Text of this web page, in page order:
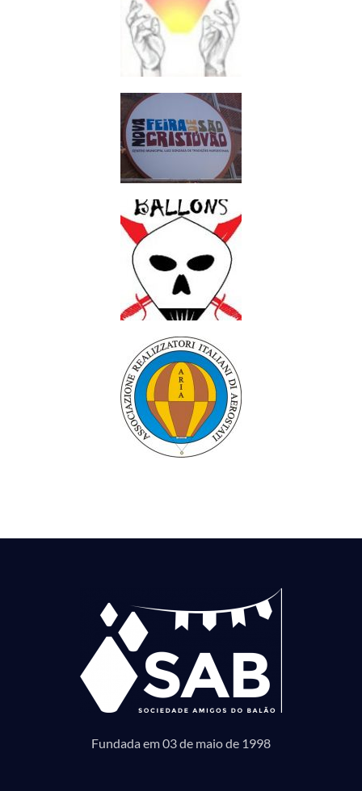
Fundada em 03 de maio de 1998